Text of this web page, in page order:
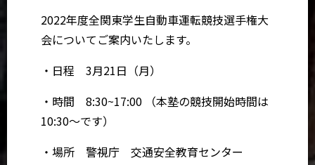
2022年度全関東学生自動車運転競技選手権大
会についてご案内いたします。
・日程 3月21日（月）
・時間 8:30~17:00 （本塾の競技開始時間は
10:30〜です）
・場所 警視庁 交通安全教育センター